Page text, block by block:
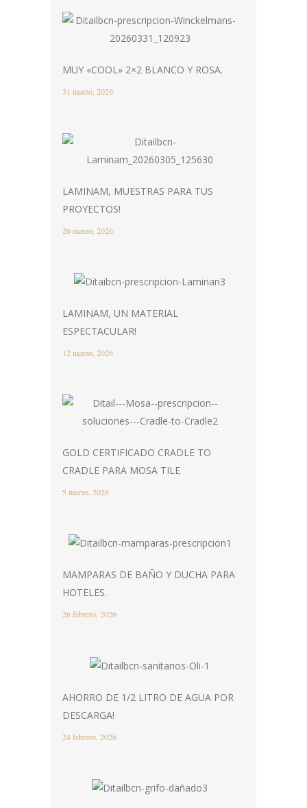
MUY «COOL» 2×2 BLANCO Y ROSA.
31 marzo, 2026
LAMINAM, MUESTRAS PARA TUS
PROYECTOS!
26 marzo, 2026
LAMINAM, UN MATERIAL
ESPECTACULAR!
12 marzo, 2026
GOLD CERTIFICADO CRADLE TO
CRADLE PARA MOSA TILE
5 marzo, 2026
MAMPARAS DE BAÑO Y DUCHA PARA
HOTELES.
26 febrero, 2026
AHORRO DE 1/2 LITRO DE AGUA POR
DESCARGA!
24 febrero, 2026